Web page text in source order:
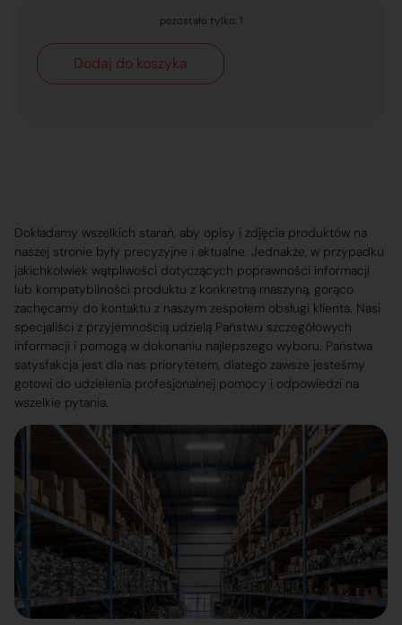
pozostało tylko: 1
Dodaj do koszyka
Dokładamy wszelkich starań, aby opisy i zdjęcia produktów na
naszej stronie były precyzyjne i aktualne. Jednakże, w przypadku
jakichkolwiek wątpliwości dotyczących poprawności informacji
lub kompatybilności produktu z konkretną maszyną, gorąco
zachęcamy do kontaktu z naszym zespołem obsługi klienta. Nasi
specjaliści z przyjemnością udzielą Państwu szczegółowych
informacji i pomogą w dokonaniu najlepszego wyboru. Państwa
satysfakcja jest dla nas priorytetem, dlatego zawsze jesteśmy
gotowi do udzielenia profesjonalnej pomocy i odpowiedzi na
wszelkie pytania.